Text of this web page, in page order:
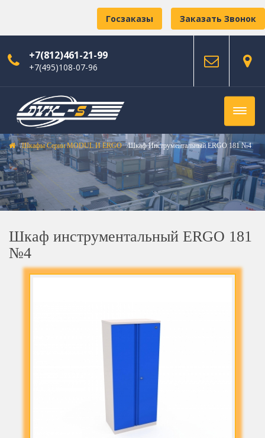
Заказать Звонок
Госзаказы
+7(812)461-21-99
+7(495)108-07-96
Шкафы Серии MODUL И ERGO Шкаф Инструментальный ERGO 181 №4
Шкаф инструментальный ERGO 181
№4